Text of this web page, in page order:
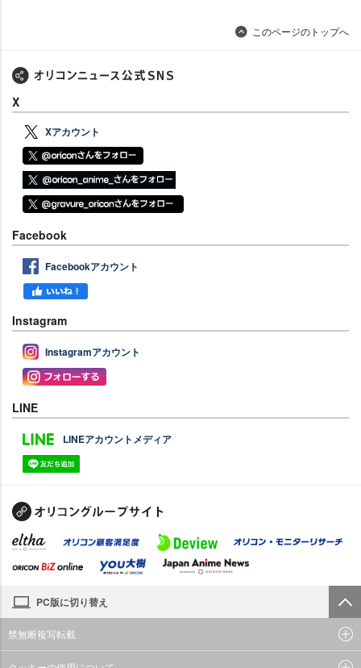
このページのトップへ
X
Xアカウント
Facebook
Facebookアカウント
Instagram
Instagramアカウント
LINE
LINEアカウントメディア
PC版に切り替え
禁無断複写転載